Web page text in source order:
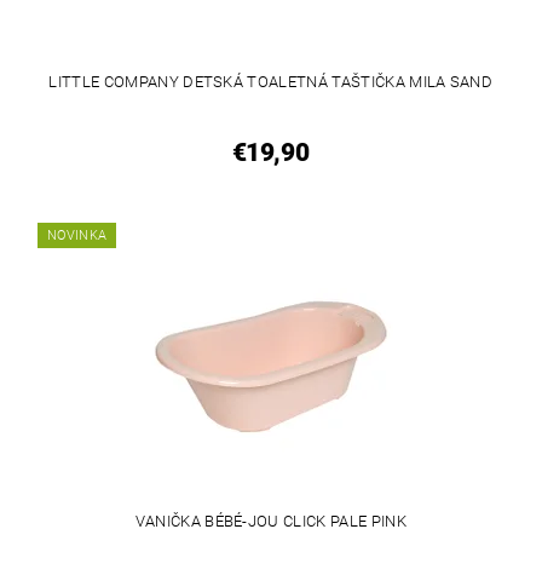
LITTLE COMPANY DETSKÁ TOALETNÁ TAŠTIČKA MILA SAND
€19,90
NOVINKA
VANIČKA BÉBÉ-JOU CLICK PALE PINK